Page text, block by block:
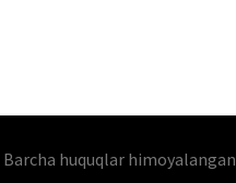
Barcha huquqlar